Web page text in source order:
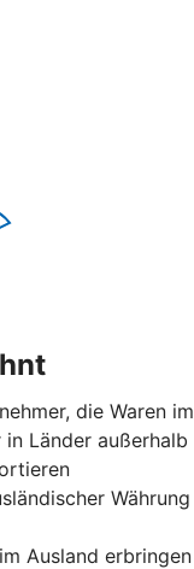
die Waren im
Länder außerhalb
Währung
Ausland erbringen